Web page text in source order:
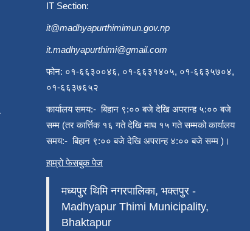
IT Section:
it@madhyapurthimimun.gov.np
it.madhyapurthimi@gmail.com
फोन: ०१-६६३००४६, ०१-६६३१४०५, ०१-६६३५७०४,
०१-६६३७६५२
कार्यालय समय:- बिहान ९:०० बजे देखि अपरान्ह ५:०० बजे
सम्म (तर कार्त्तिक १६ गते देखि माघ १५ गते सम्मको कार्यालय
समय:- बिहान ९:०० बजे देखि अपरान्ह ४:०० बजे सम्म )।
हाम्रो फेसबुक पेज
मध्यपुर थिमि नगरपालिका, भक्तपुर -
Madhyapur Thimi Municipality,
Bhaktapur